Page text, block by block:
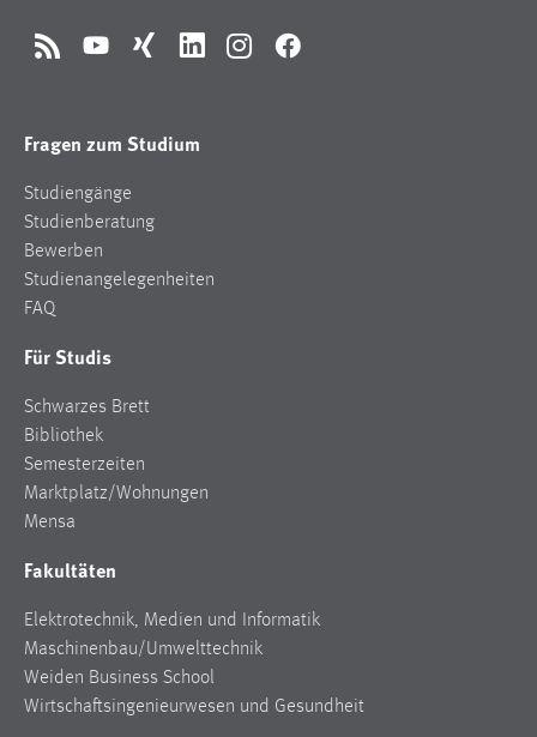
RSS YouTubeXing LinkedInInstagramFacebook
Fragen zum Studium
Studiengänge
Studienberatung
Bewerben
Studienangelegenheiten
FAQ
Für Studis
Schwarzes Brett
Bibliothek
Semesterzeiten
Marktplatz/Wohnungen
Mensa
Fakultäten
Elektrotechnik, Medien und Informatik
Maschinenbau/Umwelttechnik
Weiden Business School
Wirtschaftsingenieurwesen und Gesundheit